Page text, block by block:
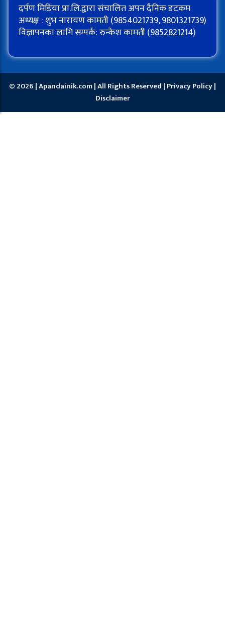
दर्पण मिडिया प्रा.लि.द्वारा संचालित अपन दैनिक डटकम
अध्यक्ष : शुभ नारायण कामती (9854021739, 9801321739)
विज्ञापनका लागि सम्पर्क: रुन्केश कामती (9852821214)
© 2026 | Apandainik.com | All Rights Reserved | Privacy Policy|
Disclaimer